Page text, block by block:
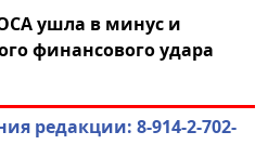
ушла в минус и
финансового удара
редакции: 8-914-2-702-